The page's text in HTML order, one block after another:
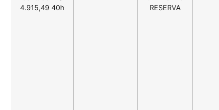
4.915,49 40h
RESERVA